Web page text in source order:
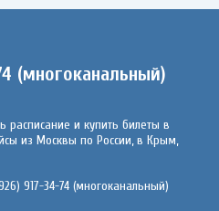
(многоканальный)
расписание и купить билеты в
из Москвы по России, в Крым,
917-34-74 (многоканальный)